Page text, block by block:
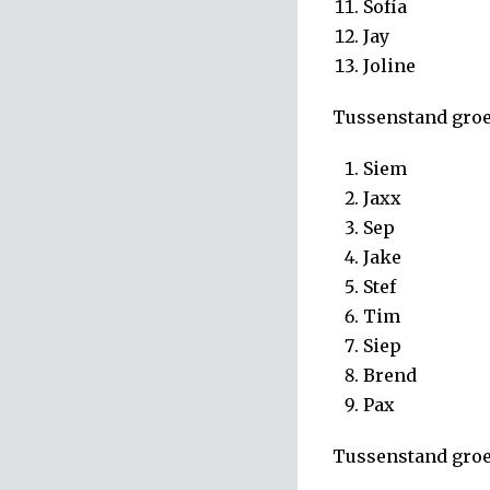
Sofía
Jay
Joline
Tussenstand
Siem
Jaxx
Sep
Jake
Stef
Tim
Siep
Brend
Pax
Tussenstand